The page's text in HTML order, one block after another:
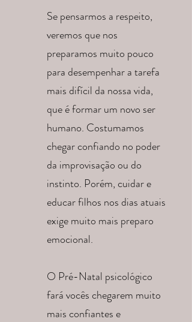
Se pensarmos a respeito,
veremos que nos
preparamos muito pouco
para desempenhar a tarefa
mais difícil da nossa vida,
que é formar um novo ser
humano. Costumamos
chegar confiando no poder
da improvisação ou do
instinto. Porém, cuidar e
educar filhos nos dias atuais
exige muito mais preparo
emocional.
O Pré-Natal psicológico
fará vocês chegarem muito
mais confiantes e